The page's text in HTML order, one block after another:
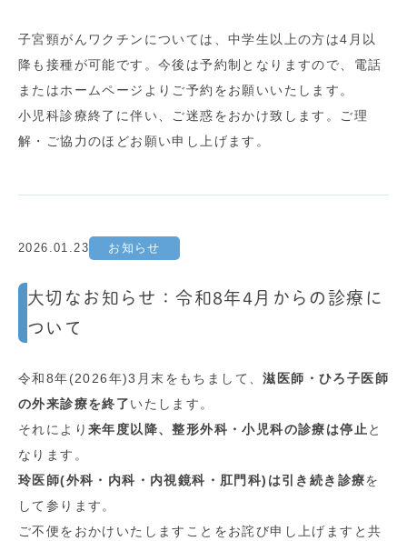
子宮頸がんワクチンについては、中学生以上の方は4月以
降も接種が可能です。今後は予約制となりますので、電話
またはホームページよりご予約をお願いいたします。
小児科診療終了に伴い、ご迷惑をおかけ致します。ご理
解・ご協力のほどお願い申し上げます。
2026.01.23 お知らせ
大切なお知らせ：令和8年4月からの診療に
ついて
令和8年(2026年)3月末をもちまして、滋医師・ひろ子医師
の外来診療を終了いたします。
それにより 来年度以降、整形外科・小児科の診療は停止 と
なります。
玲医師(外科・内科・内視鏡科・肛門科)は引き続き診療を
して参ります。
ご不便をおかけいたしますことをお詫び申し上げますと共